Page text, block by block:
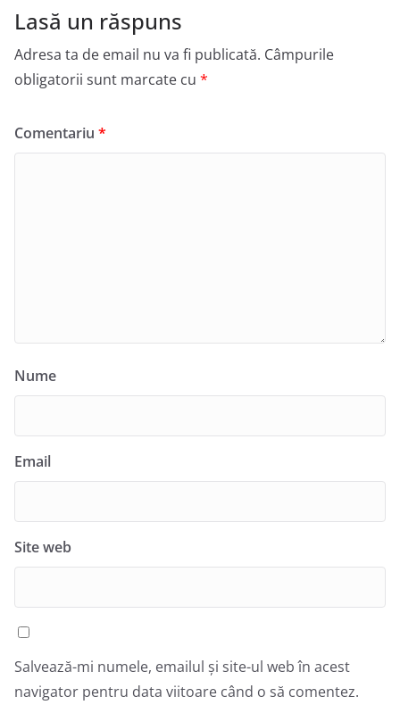
Lasă un răspuns
Adresa ta de email nu va fi publicată. Câmpurile
obligatorii sunt marcate cu *
Comentariu *
Nume
Email
Site web
Salvează-mi numele, emailul și site-ul web în acest
navigator pentru data viitoare când o să comentez.